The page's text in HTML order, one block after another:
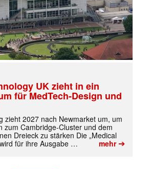
UK zieht in ein
für MedTech-Design und
zieht 2027 nach Newmarket um, um
zum Cambridge-Cluster und dem
Dreieck zu stärken Die „Medical
für ihre Ausgabe …
mehr➔